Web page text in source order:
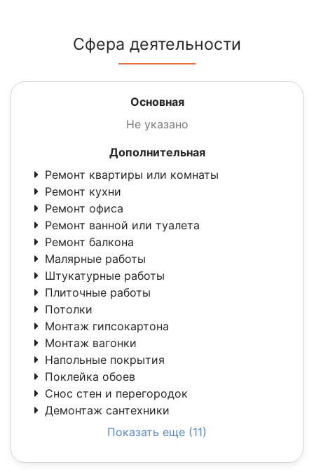
Сфера деятельности
Основная
Не указано
Дополнительная
Ремонт квартиры или комнаты
Ремонт кухни
Ремонт офиса
Ремонт ванной или туалета
Ремонт балкона
Малярные работы
Штукатурные работы
Плиточные работы
Потолки
Монтаж гипсокартона
Монтаж вагонки
Напольные покрытия
Поклейка обоев
Снос стен и перегородок
Демонтаж сантехники
Показать еще (11)